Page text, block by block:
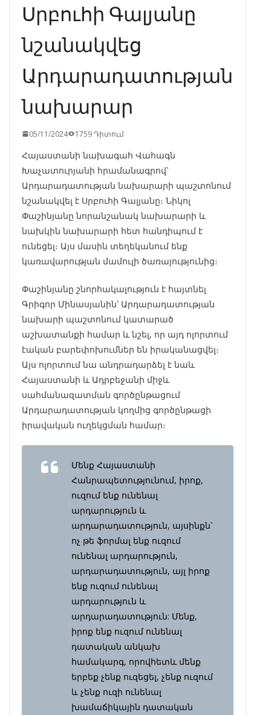
Սրբուհի Գալյանը
նշանակվեց
Արդարադատության
նախարար
05/11/2024 1759 Դիտում
Հայաստանի նախագահ Վահագն
Խաչատուրյանի հրամանագրով՝
Արդարադատության նախարարի պաշտոնում
նշանակվել է Սրբուհի Գալյանը։ Նիկոլ
Փաշինյանը նորանշանակ նախարարի և
նախկին նախարարի հետ հանդիպում է
ունեցել։ Այս մասին տեղեկանում ենք
կառավարության մամուլի ծառայությունից։
Փաշինյանը շնորհակալություն է հայտնել
Գրիգոր Մինասյանին՝ Արդարադատության
նախարի պաշտոնում կատարած
աշխատանքի համար և նշել, որ այդ ոլորտում
էական բարեփոխումներ են իրականացվել։
Այս ոլորտում նա անդրադարձել է նաև
Հայաստանի և Ադրբեջանի միջև
սահմանազատման գործընթացում
Արդարադատության կողմից գործընթացի
իրավական ուղեկցման համար։
Մենք Հայաստանի
Հանրապետությունում, իրոք,
ուզում ենք ունենալ
արդարություն և
արդարադատություն, այսինքն՝
ոչ թե ֆորմալ ենք ուզում
ունենալ արդարություն,
արդարադատություն, այլ իրոք
ենք ուզում ունենալ
արդարություն և
արդարադատություն: Մենք,
իրոք ենք ուզում ունենալ
դատական անկախ
համակարգ, որովհետև մենք
երբեք չենք ուզեցել, չենք ուզում
և չենք ուզի ունենալ
խամաճիկային դատական